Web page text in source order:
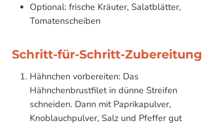
Optional: frische Kräuter, Salatblätter,
Tomatenscheiben
Schritt-für-Schritt-Zubereitung
Hähnchen vorbereiten: Das
Hähnchenbrustfilet in dünne Streifen
schneiden. Dann mit Paprikapulver,
Knoblauchpulver, Salz und Pfeffer gut